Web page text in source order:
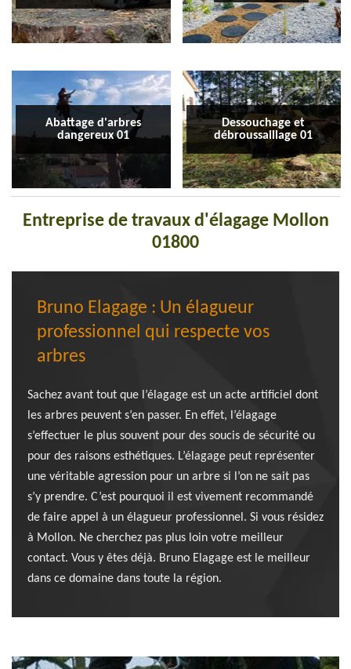
Abattage d'arbres
dangereux 01
Dessouchage et
débroussaillage 01
Entreprise de travaux d'élagage Mollon
01800
Bruno Elagage : Un élagueur
professionnel qui respecte vos
arbres
Sachez avant tout que l’élagage est un acte artificiel dont
les arbres peuvent s’en passer. En effet, l’élagage
s’effectuer le plus souvent pour des soucis de sécurité ou
pour des raisons esthétiques. L’élagage peut représenter
une véritable agression pour un arbre si l’on ne sait pas
s’y prendre. C’est pourquoi il est vivement recommandé
de faire appel à un élagueur professionnel. Si vous résidez
à Mollon. Ne cherchez pas plus loin votre meilleur
contact. Vous y êtes déjà. Bruno Elagage est le meilleur
dans ce domaine dans toute la région.